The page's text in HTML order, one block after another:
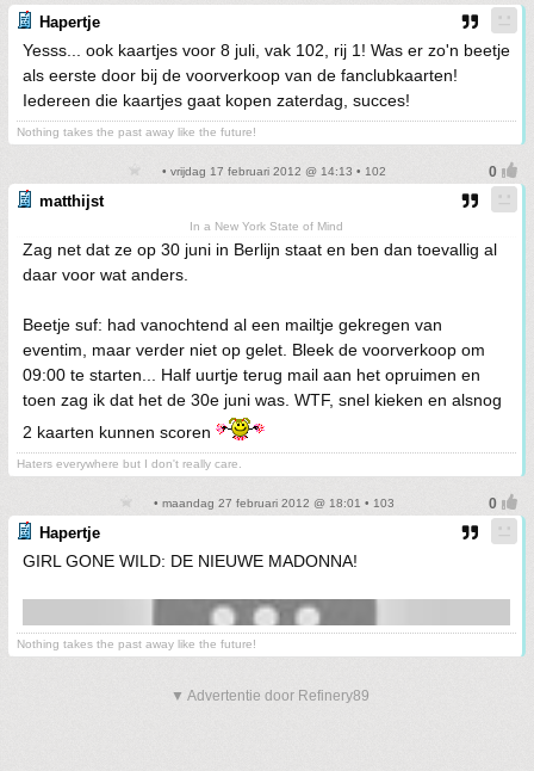
Hapertje
Yesss... ook kaartjes voor 8 juli, vak 102, rij 1! Was er zo'n beetje
als eerste door bij de voorverkoop van de fanclubkaarten!
Iedereen die kaartjes gaat kopen zaterdag, succes!
Nothing takes the past away like the future!
• vrijdag 17 februari 2012 @ 14:13 • 102
matthijst
In a New York State of Mind
Zag net dat ze op 30 juni in Berlijn staat en ben dan toevallig al
daar voor wat anders.
Beetje suf: had vanochtend al een mailtje gekregen van
eventim, maar verder niet op gelet. Bleek de voorverkoop om
09:00 te starten... Half uurtje terug mail aan het opruimen en
toen zag ik dat het de 30e juni was. WTF, snel kieken en alsnog
2 kaarten kunnen scoren
Haters everywhere but I don't really care.
• maandag 27 februari 2012 @ 18:01 • 103
Hapertje
GIRL GONE WILD: DE NIEUWE MADONNA!
Nothing takes the past away like the future!
▼ Advertentie door Refinery89